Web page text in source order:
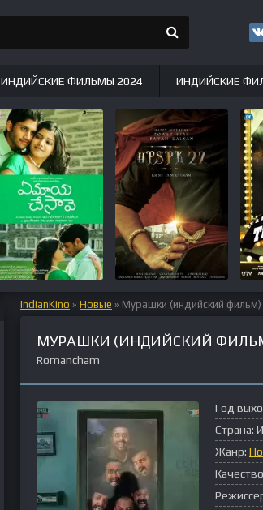
IndianKino » Новые » Мурашки (индийский
МУРАШКИ (ИНДИЙСКИЙ
Romancham
Год
Страна:
Жанр:
ИНДИЙСКИЕ ФИЛЬМЫ 2024 ИНДИЙСКИЕ